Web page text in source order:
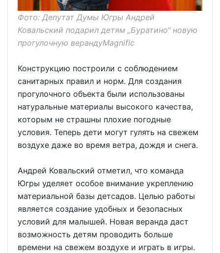
Фото: Депутат Думы Югры Андрей
Ковальский подарил детям „Буратино“ новую
прогулочную верандуMagnific
Конструкцию построили с соблюдением
санитарных правил и норм. Для создания
прогулочного объекта были использованы
натуральные материалы высокого качества,
которым не страшны плохие погодные
условия. Теперь дети могут гулять на свежем
воздухе даже во время ветра, дождя и снега.
Андрей Ковальский отметил, что команда
Югры уделяет особое внимание укреплению
материальной базы детсадов. Целью работы
является создание удобных и безопасных
условий для малышей. Новая веранда даст
возможность детям проводить больше
времени на свежем воздухе и играть в игры.